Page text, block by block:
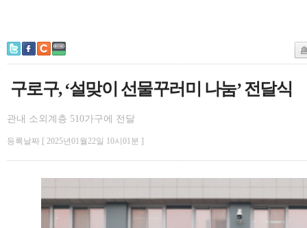
구로구, ‘설맞이 선물꾸러미 나눔’ 전달식
관내 소외계층 510가구에 전달
등록날짜 [ 2025년01월22일 10시01분 ]